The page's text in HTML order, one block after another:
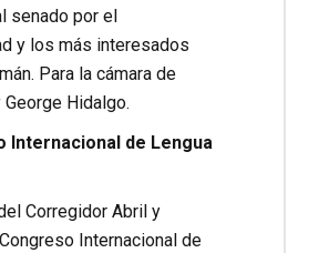
senado por el
y los más interesados
Para la cámara de
Hidalgo.
Internacional de Lengua
Corregidor Abril y
Internacional de